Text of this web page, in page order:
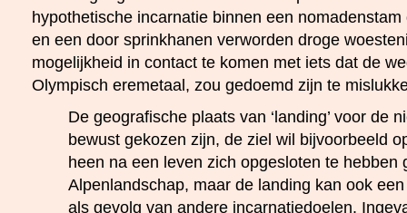
hypothetische incarnatie binnen een
en een door sprinkhanen verworden droge
mogelijkheid in contact te komen met iets dat de
Olympisch eremetaal, zou gedoemd zijn te
De geografische plaats van ‘landing’ voor de
bewust gekozen zijn, de ziel wil bijvoorbeeld
heen na een leven zich opgesloten te hebben
Alpenlandschap, maar de landing kan ook
als gevolg van andere incarnatiedoelen.